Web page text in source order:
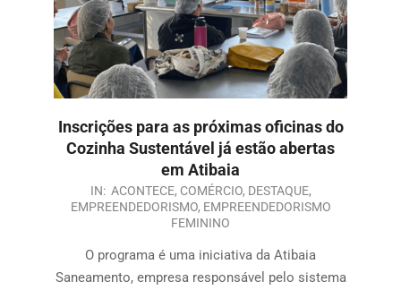
Inscrições para as próximas oficinas do
Cozinha Sustentável já estão abertas
em Atibaia
IN: ACONTECE, COMÉRCIO, DESTAQUE,
EMPREENDEDORISMO, EMPREENDEDORISMO
FEMININO
O programa é uma iniciativa da Atibaia
Saneamento, empresa responsável pelo sistema